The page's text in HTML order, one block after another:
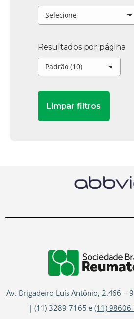
Resultados por página
Av. Brigadeiro Luís Antônio, 2.466 –
| (11) 3289-7165 e (11)